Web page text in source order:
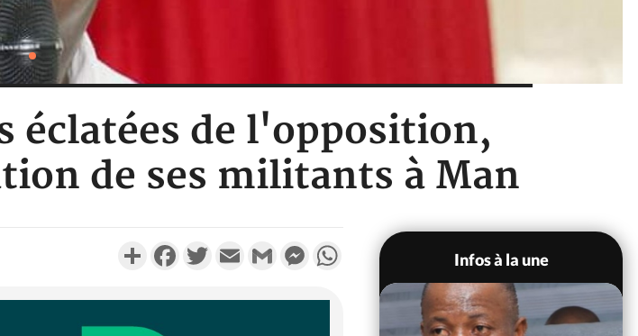
éclatées de l'opposition,
de ses militants à Man
PartagerFacebookTwitterEmail Gmail MessengerWhatsApp
Infos à la une